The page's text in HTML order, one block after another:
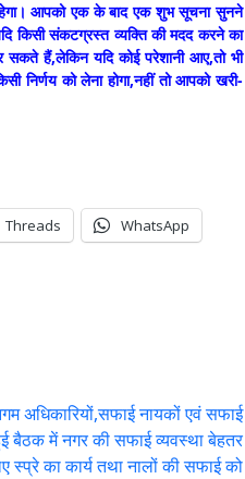
आपको एक के बाद एक शुभ सूचना सुनने
किसी संकटग्रस्त व्यक्ति की मदद करने का
सकते हैं,लेकिन यदि कोई परेशानी आए,तो भी
निर्णय को लेना होगा,नहीं तो आपको खरी-
Threads WhatsApp
अधिकारियों,सफाई नायकों एवं सफाई
बैठक में नगर की सफाई व्यवस्था बेहतर
का कार्य तथा नालों की सफाई को